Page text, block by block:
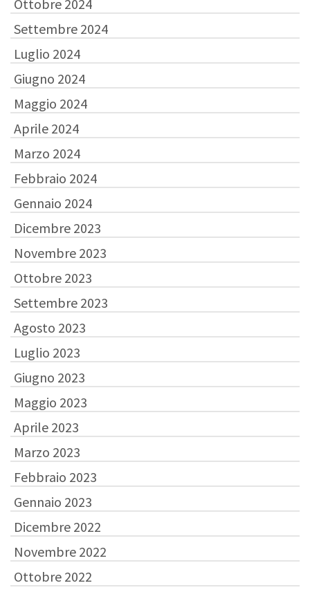
Ottobre 2024
Settembre 2024
Luglio 2024
Giugno 2024
Maggio 2024
Aprile 2024
Marzo 2024
Febbraio 2024
Gennaio 2024
Dicembre 2023
Novembre 2023
Ottobre 2023
Settembre 2023
Agosto 2023
Luglio 2023
Giugno 2023
Maggio 2023
Aprile 2023
Marzo 2023
Febbraio 2023
Gennaio 2023
Dicembre 2022
Novembre 2022
Ottobre 2022